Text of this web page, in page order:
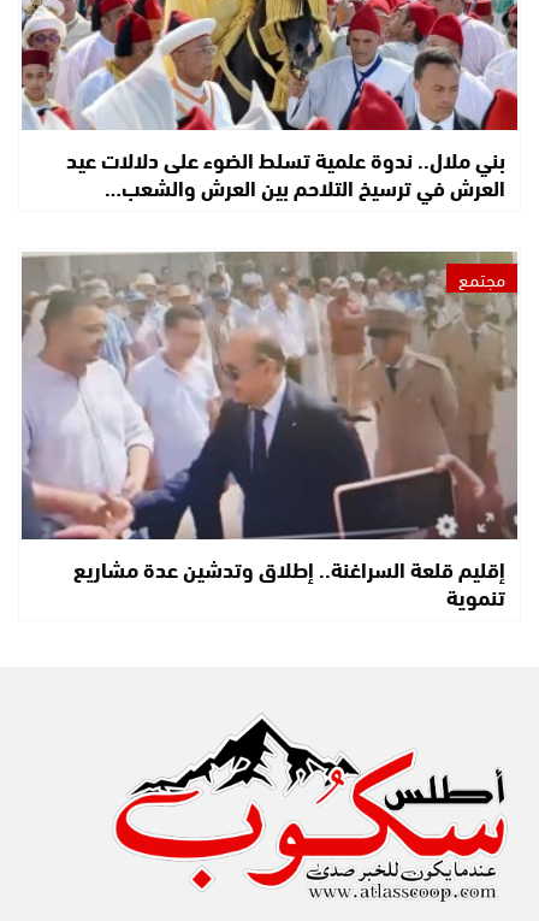
بني ملال.. ندوة علمية تسلط الضوء على دلالات عيد
العرش في ترسيخ التلاحم بين العرش والشعب…
مجتمع
إقليم قلعة السراغنة.. إطلاق وتدشين عدة مشاريع
تنموية